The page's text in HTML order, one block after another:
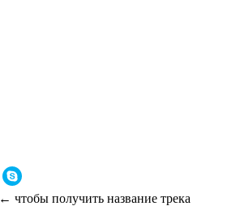
← чтобы получить название трека